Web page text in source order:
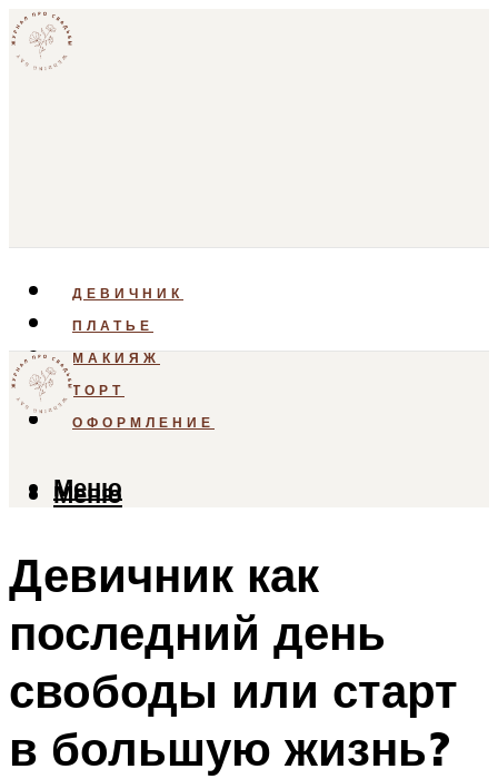
ДЕВИЧНИК
ПЛАТЬЕ
МАКИЯЖ
ТОРТ
ОФОРМЛЕНИЕ
Меню
Меню
Девичник как
последний день
свободы или старт
в большую жизнь?